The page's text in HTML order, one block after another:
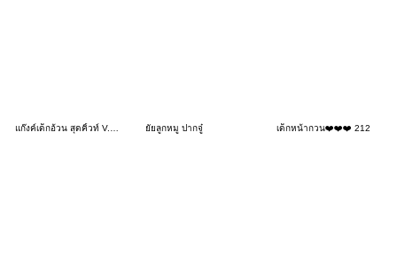
แก๊งค์เด็กอ้วน สุดคิ้วท์ V.101 ยัยลูกหมู ปากจู๋ เด็กหน้ากวน❤️❤️❤️ 212